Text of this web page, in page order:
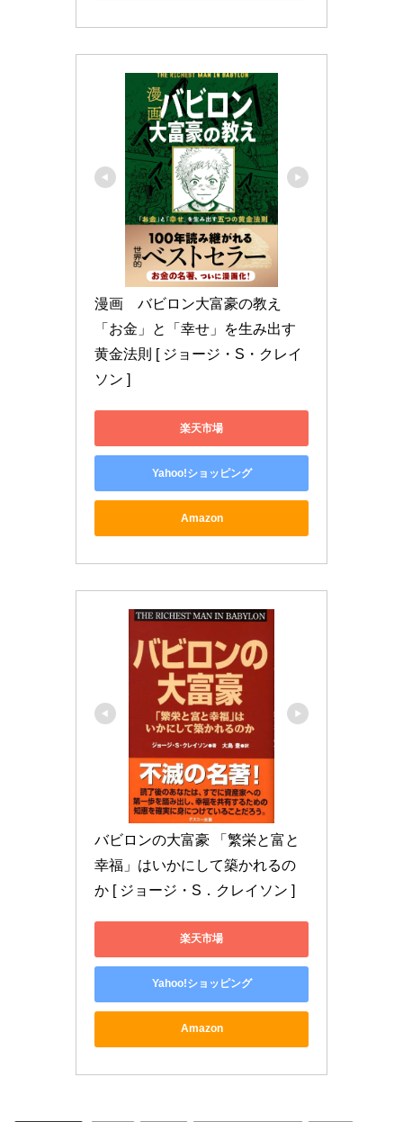
漫画　バビロン大富豪の教え
「お金」と「幸せ」を生み出す
黄金法則 [ ジョージ・S・クレイ
ソン ]
楽天市場
Yahoo!ショッピング
Amazon
バビロンの大富豪 「繁栄と富と
幸福」はいかにして築かれるの
か [ ジョージ・S．クレイソン ]
楽天市場
Yahoo!ショッピング
Amazon